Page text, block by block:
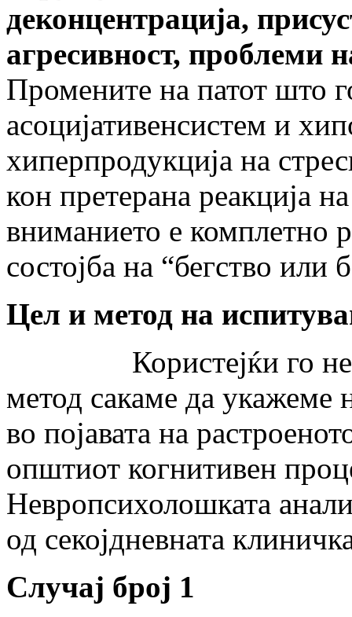
деконцентрација,
агресивност, проблеми
Промените на патот што
асоцијативенсистем и
хиперпродукција на
кон претерана реакција
вниманието е комплетно
состојба на “бегство
Цел и метод на
Користејќи го
метод сакаме да укажеме
во појавата на
општиот когнитивен
Невропсихолошката
од секојдневната
Случај број 1